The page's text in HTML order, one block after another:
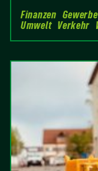
Finanzen Gewerbe
Umwelt Verkehr